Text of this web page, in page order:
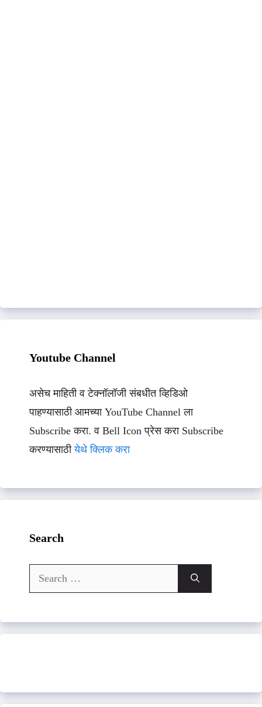
Youtube Channel
असेच माहिती व टेक्नॉलॉजी संबधीत व्हिडिओ
पाहण्यासाठी आमच्या YouTube Channel ला
Subscribe करा. व Bell Icon प्रेस करा Subscribe
करण्यासाठीयेथे क्लिक करा
Search
Search
for: